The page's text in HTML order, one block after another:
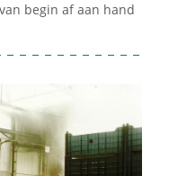
begin af aan hand